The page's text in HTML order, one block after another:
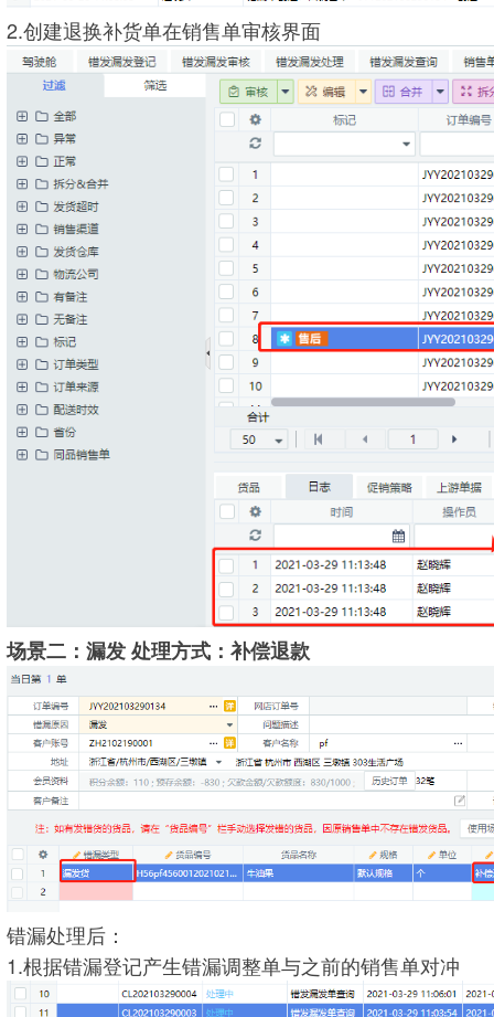
2.创建退换补货单在销售单审核界面
场景二：漏发 处理方式：补偿退款
错漏处理后：
1.根据错漏登记产生错漏调整单与之前的销售单对冲